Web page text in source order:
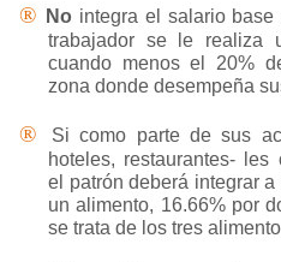
® No integra el salario base
trabajador se le realiza
cuando menos el 20%
zona donde desempeña
®
Si como parte de sus
hoteles, restaurantes-
el patrón deberá integrar
un alimento, 16.66% por
se trata de los tres